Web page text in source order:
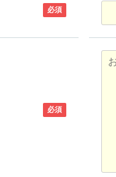
必須
必須